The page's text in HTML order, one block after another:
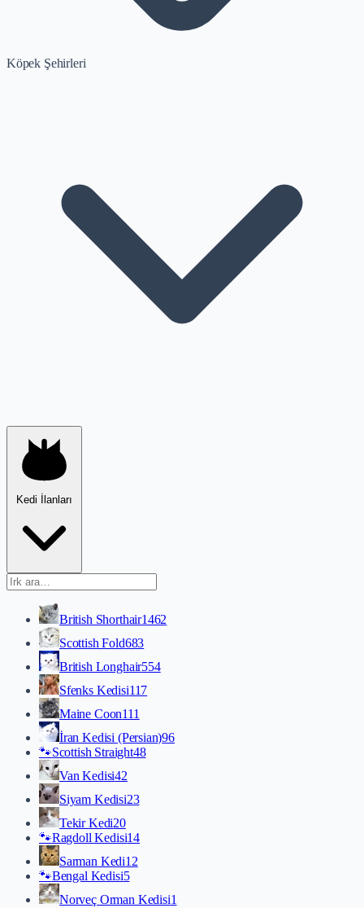
Köpek Şehirleri
Kedi İlanları
British Shorthair1462
Scottish Fold683
British Longhair554
Sfenks Kedisi117
Maine Coon111
İran Kedisi (Persian)96
🐾Scottish Straight48
Van Kedisi42
Siyam Kedisi23
Tekir Kedi20
🐾Ragdoll Kedisi14
Sarman Kedi12
🐾Bengal Kedisi5
Norveç Orman Kedisi1